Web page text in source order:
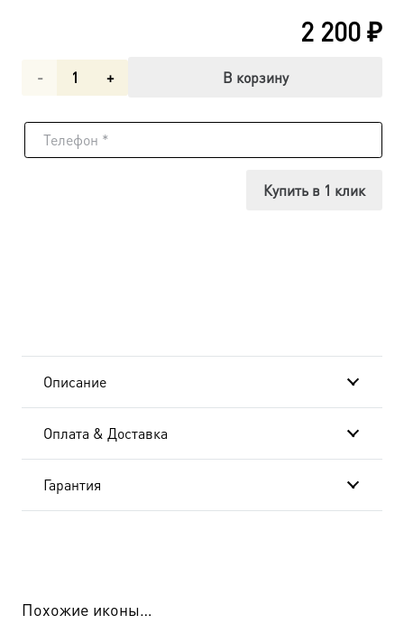
2 200₽
Количество
Преподобный
В корзину
Купить в 1 клик
Описание
Оплата & Доставка
Гарантия
Похожие иконы…